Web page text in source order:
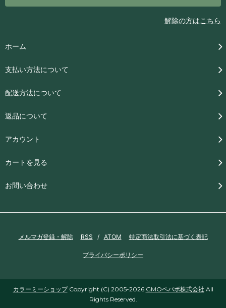
解除の方はこちら
ホーム
支払い方法について
配送方法について
返品について
アカウント
カートを見る
お問い合わせ
メルマガ登録・解除 RSS / ATOM 特定商法取引法に基づく表記
プライバシーポリシー
カラーミーショップCopyright (C) 2005-2026 GMOペパボ株式会社 All
Rights Reserved.